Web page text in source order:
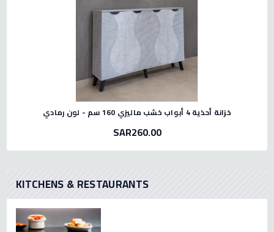
خزانة أحذية 4 أبواب خشب ماليزي 160 سم - لون رمادي
SAR260.00
KITCHENS & RESTAURANTS